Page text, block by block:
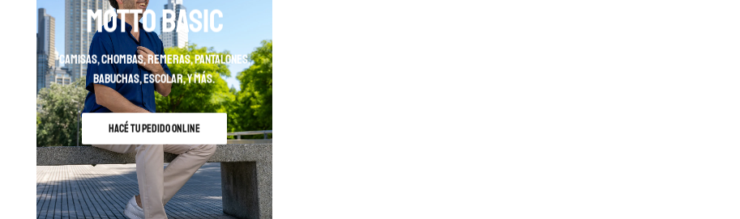
MOTTO BASIC
camisas, chombas, remeras, pantalones,
babuchas, escolar, y más.
HACÉ TU PEDIDO ONLINE